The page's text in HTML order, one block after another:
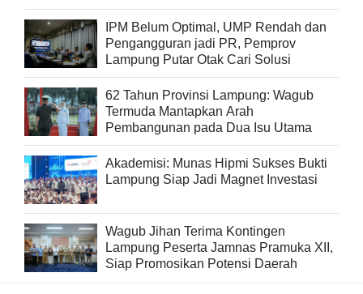
IPM Belum Optimal, UMP Rendah dan
Pengangguran jadi PR, Pemprov
Lampung Putar Otak Cari Solusi
62 Tahun Provinsi Lampung: Wagub
Termuda Mantapkan Arah
Pembangunan pada Dua Isu Utama
Akademisi: Munas Hipmi Sukses Bukti
Lampung Siap Jadi Magnet Investasi
Wagub Jihan Terima Kontingen
Lampung Peserta Jamnas Pramuka XII,
Siap Promosikan Potensi Daerah